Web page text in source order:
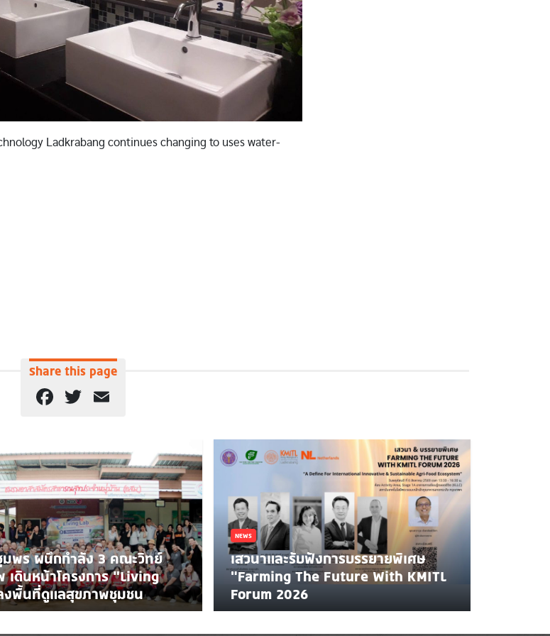
Ladkrabang continues changing to uses water-
Share this page
Facebook
Twitter
มพร ผนึกกำลัง 3 คณะวิทย์
เดินหน้าโครงการ “Living
งพื้นที่ดูแลสุขภาพชุมชน
NEWS
เสวนาและรับฟังการบรรยายพิเศษ
"Farming The Future With KMITL
Forum 2026